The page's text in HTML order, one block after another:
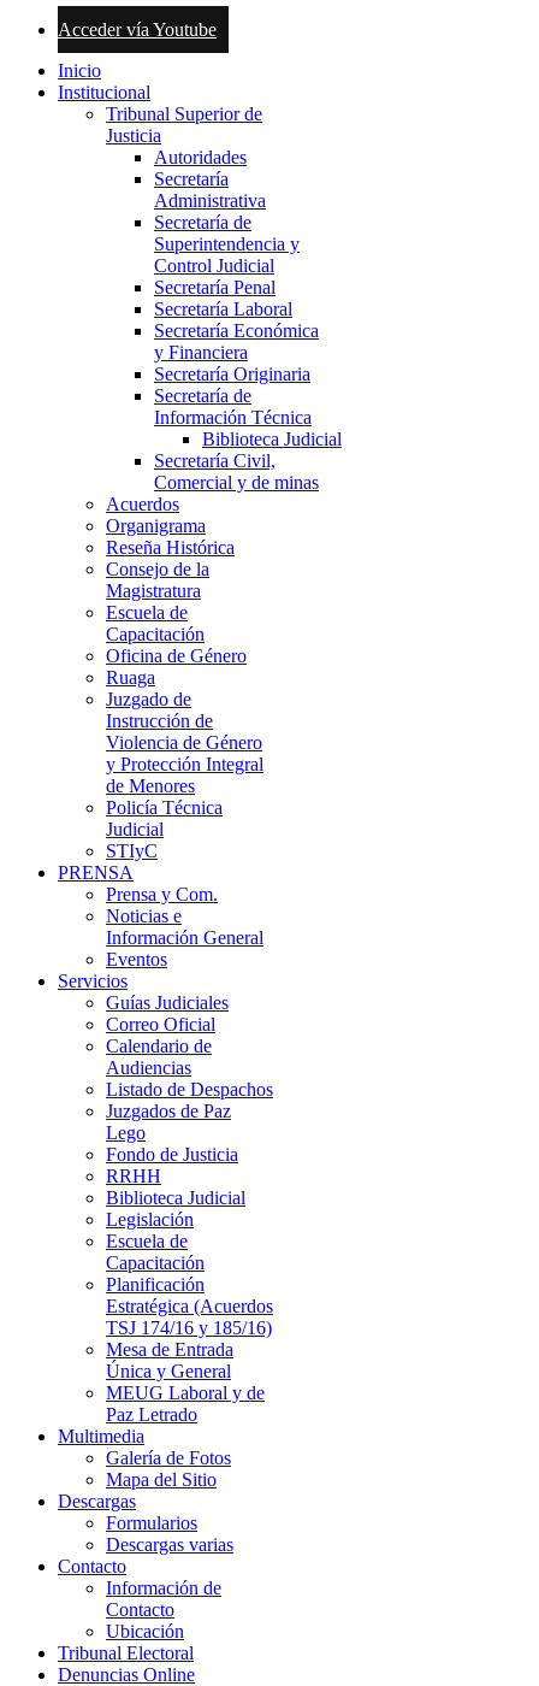
Acceder vía Youtube
Inicio
Institucional
Tribunal Superior de
Justicia
Autoridades
Secretaría
Administrativa
Secretaría de
Superintendencia y
Control Judicial
Secretaría Penal
Secretaría Laboral
Secretaría Económica
y Financiera
Secretaría Originaria
Secretaría de
Información Técnica
Biblioteca Judicial
Secretaría Civil,
Comercial y de minas
Acuerdos
Organigrama
Reseña Histórica
Consejo de la
Magistratura
Escuela de
Capacitación
Oficina de Género
Ruaga
Juzgado de
Instrucción de
Violencia de Género
y Protección Integral
de Menores
Policía Técnica
Judicial
STIyC
PRENSA
Prensa y Com.
Noticias e
Información General
Eventos
Servicios
Guías Judiciales
Correo Oficial
Calendario de
Audiencias
Listado de Despachos
Juzgados de Paz
Lego
Fondo de Justicia
RRHH
Biblioteca Judicial
Legislación
Escuela de
Capacitación
Planificación
Estratégica (Acuerdos
TSJ 174/16 y 185/16)
Mesa de Entrada
Única y General
MEUG Laboral y de
Paz Letrado
Multimedia
Galería de Fotos
Mapa del Sitio
Descargas
Formularios
Descargas varias
Contacto
Información de
Contacto
Ubicación
Tribunal Electoral
Denuncias Online